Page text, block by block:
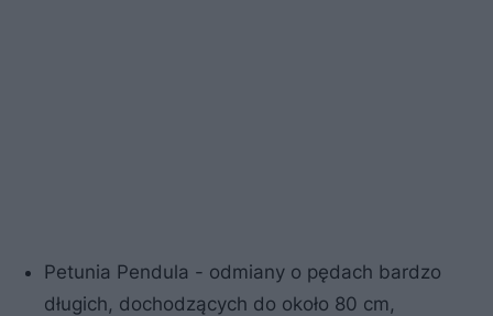
Petunia Pendula - odmiany o pędach bardzo
długich, dochodzących do około 80 cm,